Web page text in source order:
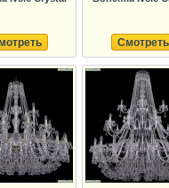
Смотреть